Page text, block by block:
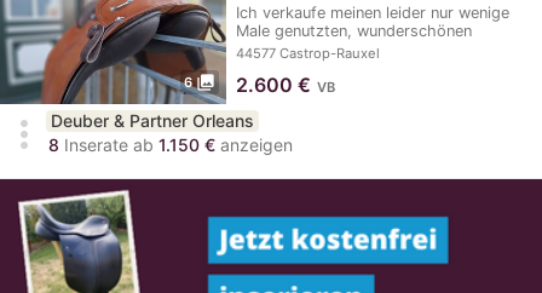
6 photo_library
Ich verkaufe meinen leider nur wenige
Male genutzten, wunderschönen
Barocksattel der…
44577 Castrop-Rauxel
2.600 € VB
more_vert
Deuber & Partner Orleans
8 Inserate ab 1.150 € anzeigen